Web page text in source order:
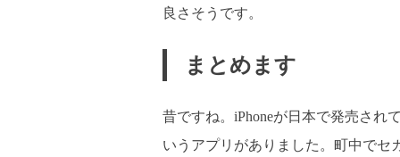
良さそうです。
まとめます
昔ですね。iPhoneが日本で発売され
いうアプリがありました。町中でセ